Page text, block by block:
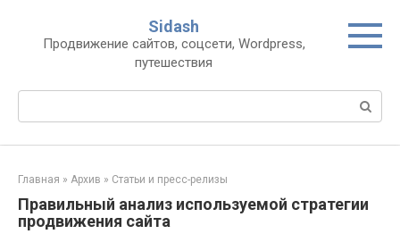
контенту
Sidash
Продвижение сайтов, соцсети, Wordpress,
путешествия
Главная » Архив » Статьи и пресс-релизы
Правильный анализ используемой стратегии
продвижения сайта